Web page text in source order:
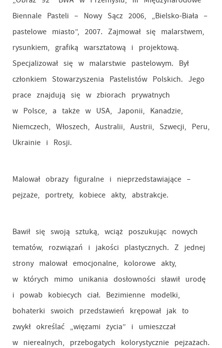
Biennale Pasteli – Nowy Sącz 2006, „Bielsko-Biała –
pastelowe miasto”, 2007. Zajmował się malarstwem,
rysunkiem, grafiką warsztatową i projektową.
Specjalizował się w malarstwie pastelowym. Był
członkiem Stowarzyszenia Pastelistów Polskich. Jego
prace znajdują się w zbiorach prywatnych
w Polsce, a także w USA, Japonii, Kanadzie,
Niemczech, Włoszech, Australii, Austrii, Szwecji, Peru,
Ukrainie i Rosji.
Malował obrazy figuralne i nieprzedstawiające –
pejzaże, portrety, kobiece akty, abstrakcje.
Bawił się swoją sztuką, wciąż poszukując nowych
tematów, rozwiązań i jakości plastycznych. Z jednej
strony malował emocjonalne, kolorowe akty,
w których mimo unikania dosłowności sławił urodę
i powab kobiecych ciał. Bezimienne modelki,
bohaterki swoich przedstawień krępował jak to
zwykł określać „więzami życia” i umieszczał
w nierealnych, przebogatych kolorystycznie pejzażach.